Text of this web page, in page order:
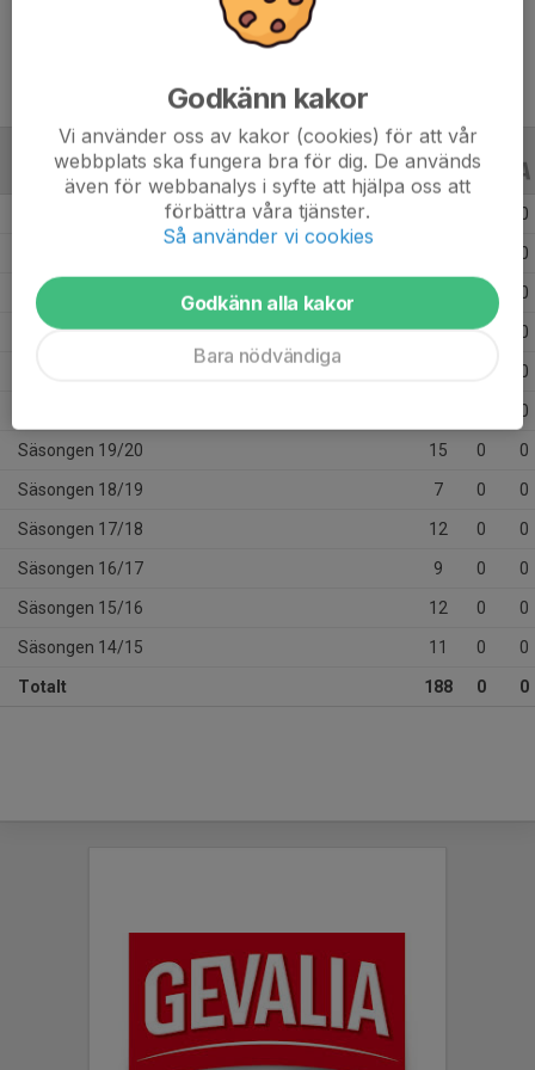
18 år
ALLA SERIER ALLA ÅR
0
0
Säsongen 23/24 0
Säsongen 22/23 30 0 0
0
0
Säsongen 19/20 15 0 0
Säsongen 18/19 7 0 0
Säsongen 17/18 12 0 0
Säsongen 16/17 9 0 0
Säsongen 15/16 12 0 0
Säsongen 14/15 11 0 0
Totalt 188 0 0
Godkänn kakor
Vi använder oss av kakor (cookies) för att vår
webbplats ska fungera bra för dig. De används
även för webbanalys i syfte att hjälpa oss att
förbättra våra tjänster.
Så använder vi cookies
Godkänn alla kakor
Bara nödvändiga